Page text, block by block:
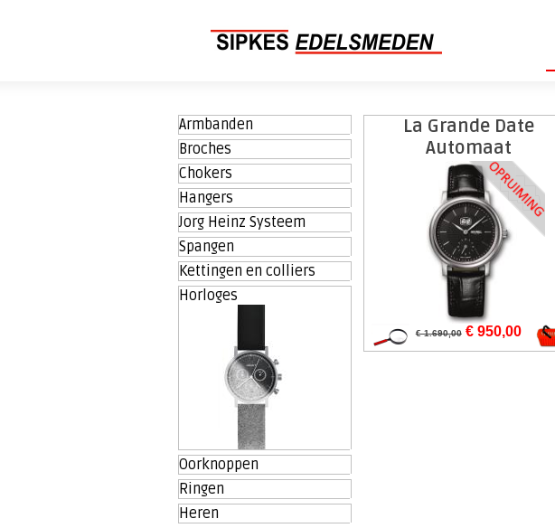
Armbanden
Broches
Chokers
Hangers
Jorg Heinz Systeem
Spangen
Kettingen en colliers
Horloges
Oorknoppen
Ringen
Heren
La Grande Date
Automaat
€ 1.690,00€ 950,00